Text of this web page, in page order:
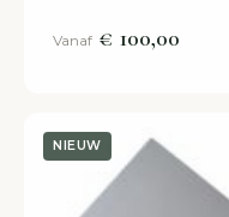
assortiment nu online!
Vanaf € 100,00
NIEUW